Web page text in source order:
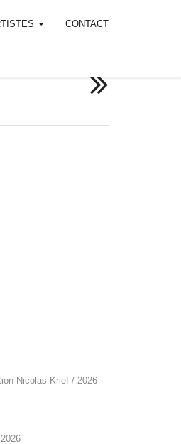
CONTACT
Nicolas Krief / 2026